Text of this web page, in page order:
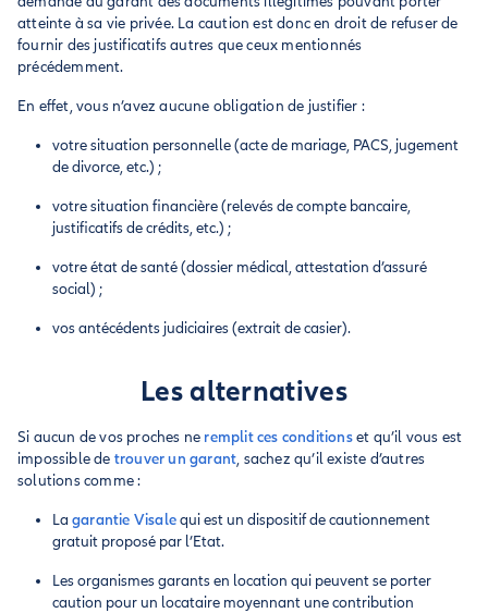
atteinte à sa vie privée. La caution est donc en droit de refuser de
fournir des justificatifs autres que ceux mentionnés
précédemment.
En effet, vous n’avez aucune obligation de justifier :
votre situation personnelle (acte de mariage, PACS, jugement
de divorce, etc.) ;
votre situation financière (relevés de compte bancaire,
justificatifs de crédits, etc.) ;
votre état de santé (dossier médical, attestation d’assuré
social) ;
vos antécédents judiciaires (extrait de casier).
Les alternatives
Si aucun de vos proches ne remplit ces conditionset qu’il vous est
impossible de trouver un garant, sachez qu’il existe d’autres
solutions comme :
La garantie Visalequi est un dispositif de cautionnement
gratuit proposé par l’Etat.
Les organismes garants en location qui peuvent se porter
caution pour un locataire moyennant une contribution